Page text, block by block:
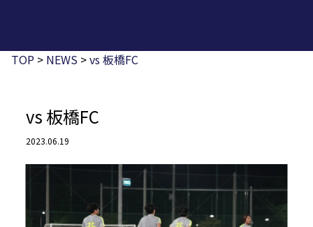
TOP > NEWS >vs 板橋FC
vs 板橋FC
2023.06.19